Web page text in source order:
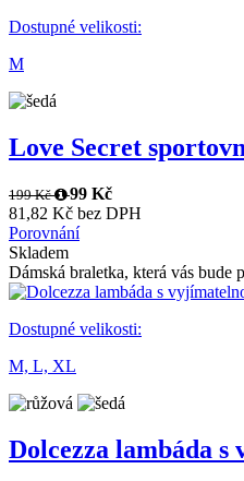
Dostupné velikosti:
M
Love Secret
199 Kč
99 Kč
81,82 Kč bez DPH
Porovnání
Skladem
Dámská braletka, která vás bude
Dostupné velikosti:
M, L, XL
Dolcezza lambáda